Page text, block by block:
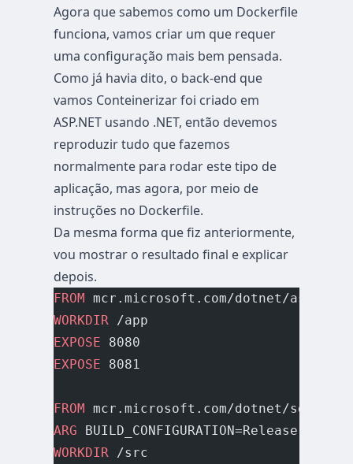
Agora que sabemos como um Dockerfile
funciona, vamos criar um que requer
uma configuração mais bem pensada.
Como já havia dito, o back-end que
vamos Conteinerizar foi criado em
ASP.NET usando .NET, então devemos
reproduzir tudo que fazemos
normalmente para rodar este tipo de
aplicação, mas agora, por meio de
instruções no Dockerfile.
Da mesma forma que fiz anteriormente,
vou mostrar o resultado final e explicar
depois.
FROM mcr.microsoft.com/dotnet/
WORKDIR /app
EXPOSE 8080
EXPOSE 8081
FROM mcr.microsoft.com/dotnet/sdk:8.0
ARG BUILD_CONFIGURATION=Release
WORKDIR /src